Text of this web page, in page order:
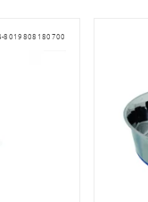
8019808180700